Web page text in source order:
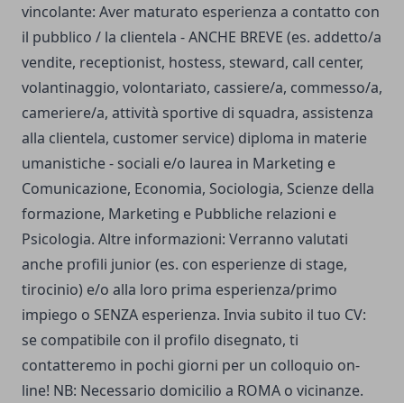
vincolante: Aver maturato esperienza a contatto con
il pubblico / la clientela - ANCHE BREVE (es. addetto/a
vendite, receptionist, hostess, steward, call center,
volantinaggio, volontariato, cassiere/a, commesso/a,
cameriere/a, attività sportive di squadra, assistenza
alla clientela, customer service) diploma in materie
umanistiche - sociali e/o laurea in Marketing e
Comunicazione, Economia, Sociologia, Scienze della
formazione, Marketing e Pubbliche relazioni e
Psicologia. Altre informazioni: Verranno valutati
anche profili junior (es. con esperienze di stage,
tirocinio) e/o alla loro prima esperienza/primo
impiego o SENZA esperienza. Invia subito il tuo CV:
se compatibile con il profilo disegnato, ti
contatteremo in pochi giorni per un colloquio on-
line! NB: Necessario domicilio a ROMA o vicinanze.